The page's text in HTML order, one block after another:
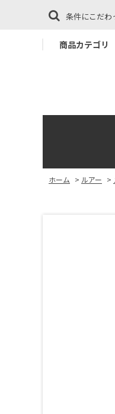
条件にこだわ
商品カテゴリ
ホーム > ルアー >